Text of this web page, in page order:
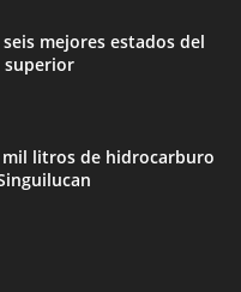
mejores estados del
superior
mil litros de hidrocarburo